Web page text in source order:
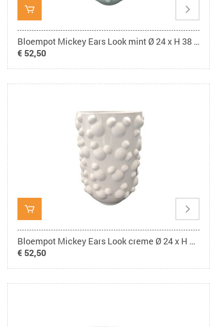
Bloempot Mickey Ears Look mint Ø 24 x H 38 cm
€ 52,50
Bloempot Mickey Ears Look creme Ø 24 x H 38 cm
€ 52,50